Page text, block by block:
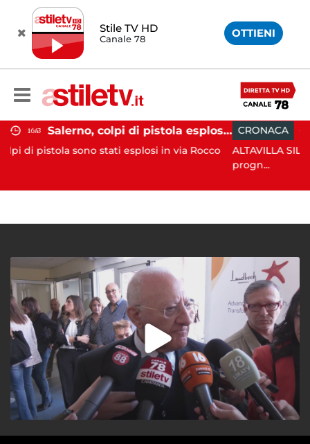
Stile TV HD
Canale 78 OTTIENI
Salerno, colpi di pistola esplosi a Pastena: paura tra i residenti
stati esplosi in via Rocco
CRONACA 18:11
ALTAVILLA SILENTINA. Grave